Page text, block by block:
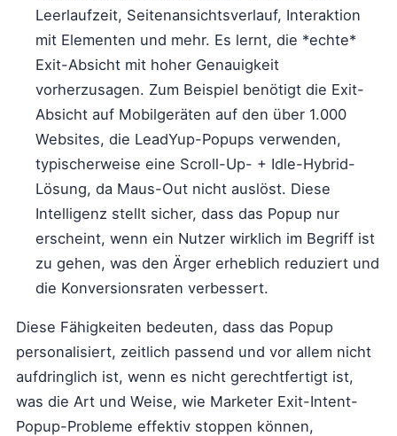
Leerlaufzeit, Seitenansichtsverlauf, Interaktion
mit Elementen und mehr. Es lernt, die *echte*
Exit-Absicht mit hoher Genauigkeit
vorherzusagen. Zum Beispiel benötigt die Exit-
Absicht auf Mobilgeräten auf den über 1.000
Websites, die LeadYup-Popups verwenden,
typischerweise eine Scroll-Up- + Idle-Hybrid-
Lösung, da Maus-Out nicht auslöst. Diese
Intelligenz stellt sicher, dass das Popup nur
erscheint, wenn ein Nutzer wirklich im Begriff ist
zu gehen, was den Ärger erheblich reduziert und
die Konversionsraten verbessert.
Diese Fähigkeiten bedeuten, dass das Popup
personalisiert, zeitlich passend und vor allem nicht
aufdringlich ist, wenn es nicht gerechtfertigt ist,
was die Art und Weise, wie Marketer Exit-Intent-
Popup-Probleme effektiv stoppen können,